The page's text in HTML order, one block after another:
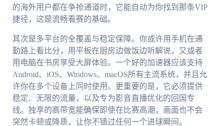
的海外用户都在争抢通道时，它能自动为你找到那条VIP
捷径，这是流畅看赛的基础。
其次是多平台的全覆盖与稳定保障。你或许用手机在通
勤路上看比分，用平板在厨房边做饭边听解说，又或者
用电脑在书房享受大屏体验。一个好的加速器应该支持
Android、iOS、Windows、macOS所有主流系统，并且允
许你在多个设备上同时使用。更重要的是，它必须提供
稳定、无限的流量，以及专为影音直播优化的回国专
线。独享的高带宽能确保即使在比赛高潮，画面也不会
突然卡顿或降质，让你不错过任何一个进球瞬间。